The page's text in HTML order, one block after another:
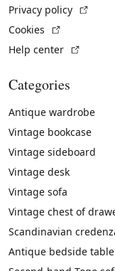
Privacy policy
Cookies
Help center
Categories
Antique wardrobe
Vintage bookcase
Vintage sideboard
Vintage desk
Vintage sofa
Vintage chest of
Scandinavian
Antique bedside table